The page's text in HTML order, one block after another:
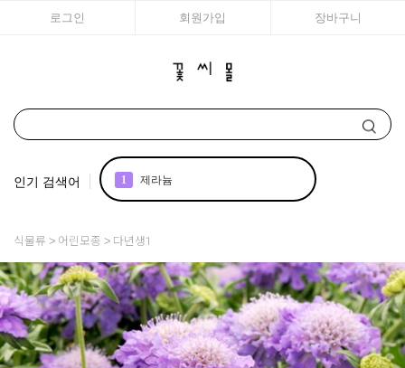
로그인 회원가입 장바구니
인기 검색어 1 제라늄
3 아이비
4 매발톱
5 리갈
식물류 어린모종 다년생1